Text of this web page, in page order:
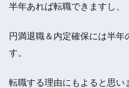
半年あれば転職できますし、
円満退職＆内定確保には半
す。
転職する理由にもよると思い